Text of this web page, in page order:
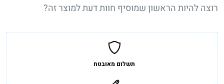
רוצה להיות הראשון שמוסיף חוות דעת למוצר זה?
תשלום מאובטח